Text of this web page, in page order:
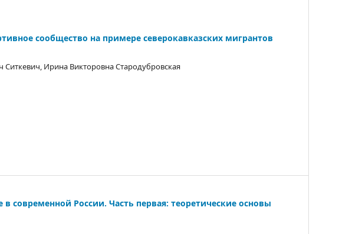
сообщество на примере северокавказских мигрантов
Ирина Викторовна Стародубровская
современной России. Часть первая: теоретические основы